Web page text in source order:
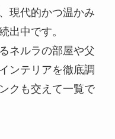
現代的かつ温かみ
出中です。
ネルラの部屋や父
ンテリアを徹底調
クも交えて一覧で